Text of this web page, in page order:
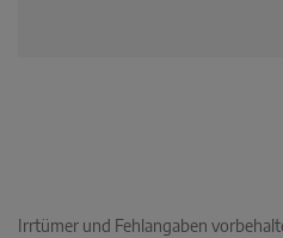
Irrtümer und Fehlangaben